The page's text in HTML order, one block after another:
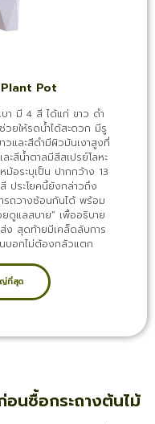
Pot
บา มี 4 สี ได้แก่ ขาว ดำ
วยให้รดน้ำได้สะดวก มีรู
วและสีดำมีผิวมันเงาสูงที่
ะสีน้ำตาลมีสีสเปรย์โลหะ
อระบุเป็น ปากกว้าง 13
ระโยคนี้ยังกล่าวถึง
ารถวางซ้อนกันได้ พร้อม
ยดูแลสบาย” เพื่ออธิบาย
ง สุดท้ายมีเคล็ดลับการ
นบอกไม่ต้องกลัวแตก
ญ่ที่สุด
นซื้อกระถางต้นไม้